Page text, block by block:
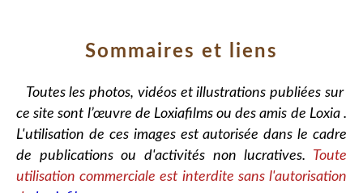
Sommaires et liens
Toutes les photos, vidéos et illustrations publiées sur
ce site sont l’œuvre de Loxiafilms ou des amis de Loxia .
L'utilisation de ces images est autorisée dans le cadre
de publications ou d'activités non lucratives. Toute
utilisation commerciale est interdite sans l'autorisation